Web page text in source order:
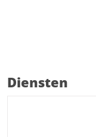
Diensten